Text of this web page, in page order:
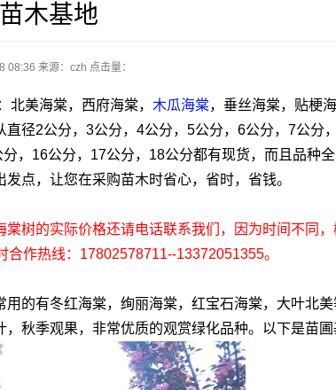
木基地
08:36 来源：czh 点击量：
北美海棠，西府海棠， 木瓜海棠，垂丝海棠，贴梗海
直径2公分，3公分，4公分，5公分，6公分，7公分
，16公分，17公分，18公分都有现货，而且品种
点，让您在采购苗木时省心，省时，省钱。
树的实际价格还请电话联系我们，因为时间不同
作热线：17802578711--13372051355。
的有冬红海棠，绚丽海棠，红宝石海棠，大叶北
秋季观果，非常优质的观赏绿化品种。以下是苗